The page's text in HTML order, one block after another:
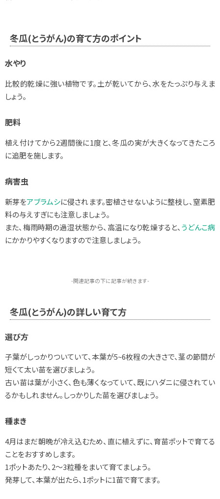
冬瓜(とうがん)の育て方のポイント
水やり
比較的乾燥に強い植物です。土が乾いてから、水をたっぷり与えま
しょう。
肥料
植え付けてから2週間後に1度と、冬瓜の実が大きくなってきたころ
に追肥を施します。
病害虫
新芽をアブラムシに侵されます。密植させないように整枝し、窒素肥
料の与えすぎにも注意しましょう。
また、梅雨時期の過湿状態から、高温になり乾燥すると、 うどんこ病
にかかりやすくなりますので注意しましょう。
-関連記事の下に記事が続きます-
冬瓜(とうがん)の詳しい育て方
選び方
子葉がしっかりついていて、本葉が5~6枚程の大きさで、茎の節間が
短くて太い苗を選びましょう。
古い苗は葉が小さく、色も薄くなっていて、既にハダニに侵されてい
るかもしれません。しっかりした苗を選びましょう。
種まき
4月はまだ朝晩が冷え込むため、直に植えずに、育苗ポットで育てる
ことをおすすめします。
1ポットあたり、2～3粒種をまいて育てましょう。
発芽して、本葉が出たら、1ポットに1苗で育てます。